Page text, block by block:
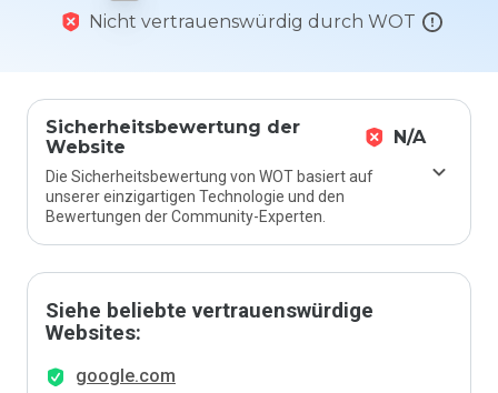
Nicht vertrauenswürdig durch WOT
Sicherheitsbewertung der
Website
N/A
Die Sicherheitsbewertung von WOT basiert auf
unserer einzigartigen Technologie und den
Bewertungen der Community-Experten.
Siehe beliebte vertrauenswürdige
Websites:
google.com
bewerten?